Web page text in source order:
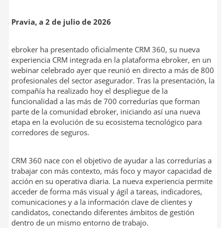
Pravia, a 2 de julio de 2026
ebroker ha presentado oficialmente CRM 360, su nueva
experiencia CRM integrada en la plataforma ebroker, en un
webinar celebrado ayer que reunió en directo a más de 800
profesionales del sector asegurador. Tras la presentación, la
compañía ha realizado hoy el despliegue de la
funcionalidad a las más de 700 corredurías que forman
parte de la comunidad ebroker, iniciando así una nueva
etapa en la evolución de su ecosistema tecnológico para
corredores de seguros.
CRM 360 nace con el objetivo de ayudar a las corredurías a
trabajar con más contexto, más foco y mayor capacidad de
acción en su operativa diaria. La nueva experiencia permite
acceder de forma más visual y ágil a tareas, indicadores,
comunicaciones y a la información clave de clientes y
candidatos, conectando diferentes ámbitos de gestión
dentro de un mismo entorno de trabajo.